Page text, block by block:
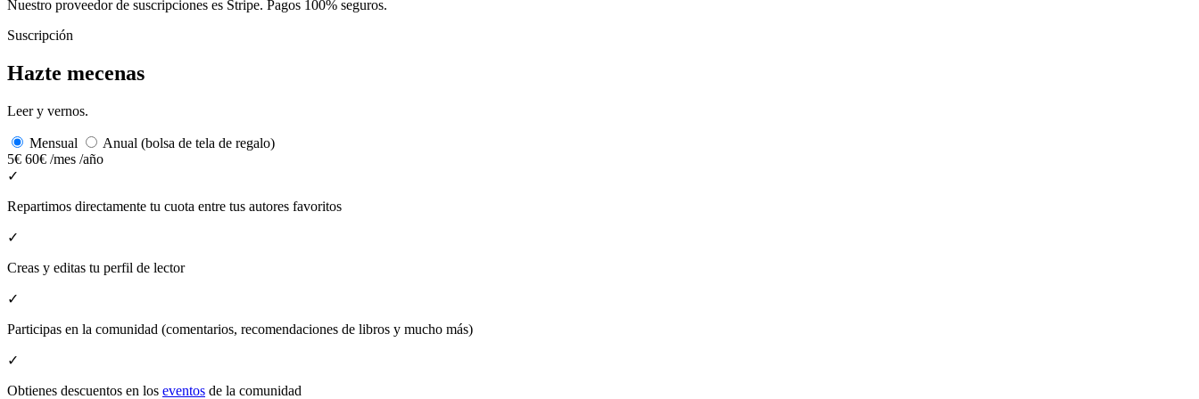
Nuestro proveedor de suscripciones es Stripe. Pagos 100% seguros.
Suscripción
Hazte mecenas
Leer y vernos.
Mensual
Anual (bolsa de tela de regalo)
5€ 60€ /mes /año
✓
Repartimos directamente tu cuota entre tus autores favoritos
✓
Creas y editas tu perfil de lector
✓
Participas en la comunidad (comentarios, recomendaciones de libros y mucho más)
✓
Obtienes descuentos en los eventos de la comunidad